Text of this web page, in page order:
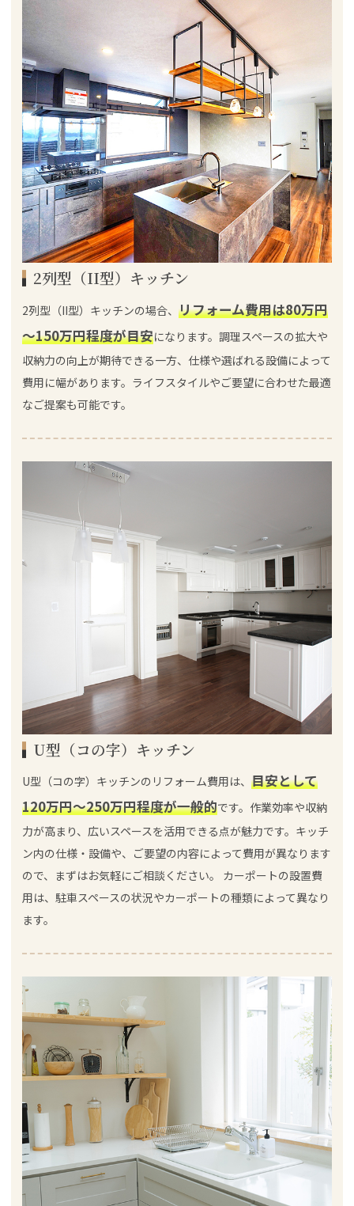
2列型（II型）キッチン
2列型（II型）キッチンの場合、 リフォーム費用は80万円
～150万円程度が目安になります。調理スペースの拡大や
収納力の向上が期待できる一方、仕様や選ばれる設備によって
費用に幅があります。ライフスタイルやご要望に合わせた最適
なご提案も可能です。
U型（コの字）キッチン
U型（コの字）キッチンのリフォーム費用は、 目安として
120万円～250万円程度が一般的です。作業効率や収納
力が高まり、広いスペースを活用できる点が魅力です。キッチ
ン内の仕様・設備や、ご要望の内容によって費用が異なります
ので、まずはお気軽にご相談ください。 カーポートの設置費
用は、駐車スペースの状況やカーポートの種類によって異なり
ます。